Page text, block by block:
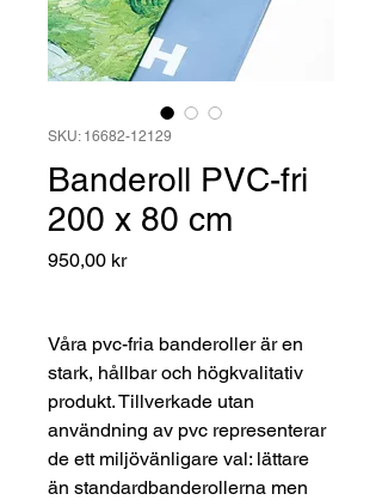
SKU: 16682-12129
Banderoll PVC-fri
200 x 80 cm
950,00 krPris
Våra pvc-fria banderoller är en
stark, hållbar och högkvalitativ
produkt. Tillverkade utan
användning av pvc representerar
de ett miljövänligare val: lättare
än standardbanderollerna men